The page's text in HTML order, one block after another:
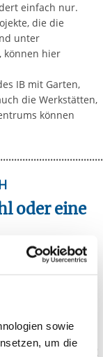
sowie
um die
einfach nur.
die die
unter
können hier
IB mit Garten,
die Werkstätten,
können
oder eine
scheint und
Schmid-Str.40,
ich nie gekommen!